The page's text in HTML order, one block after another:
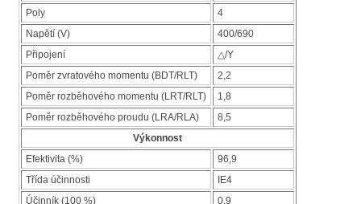
Poly
4
Napětí (V)
400/690
Připojení
△/Y
Poměr zvratového momentu (BDT/RLT)
2,2
Poměr rozběhového momentu (LRT/RLT)
1,8
Poměr rozběhového proudu (LRA/RLA)
8,5
Výkonnost
Efektivita (%)
96,9
Třída účinnosti
IE4
Účinník (100 %)
0,9